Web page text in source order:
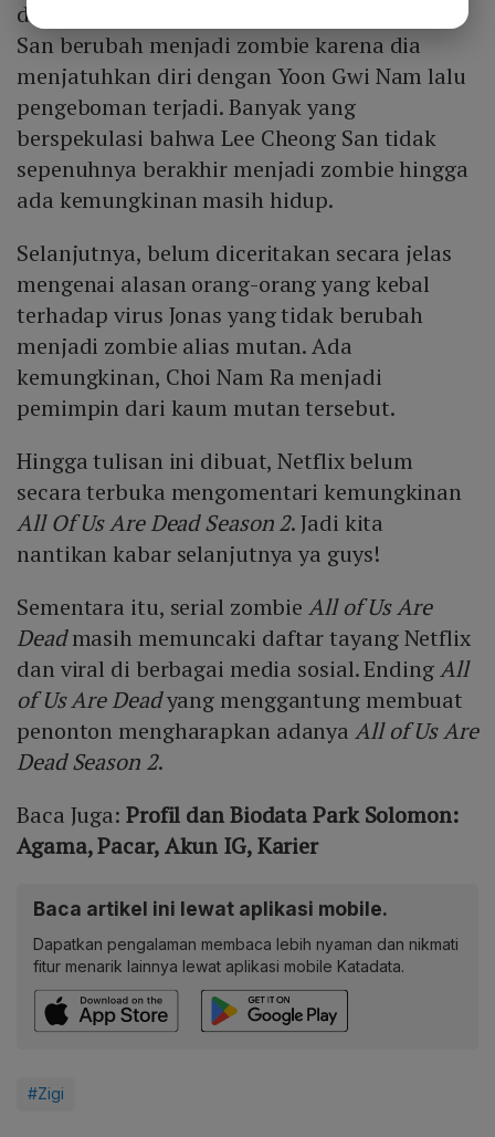
diperlihatkan secara detail saat Lee Cheong
San berubah menjadi zombie karena dia
menjatuhkan diri dengan Yoon Gwi Nam lalu
pengeboman terjadi. Banyak yang
berspekulasi bahwa Lee Cheong San tidak
sepenuhnya berakhir menjadi zombie hingga
ada kemungkinan masih hidup.
Selanjutnya, belum diceritakan secara jelas
mengenai alasan orang-orang yang kebal
terhadap virus Jonas yang tidak berubah
menjadi zombie alias mutan. Ada
kemungkinan, Choi Nam Ra menjadi
pemimpin dari kaum mutan tersebut.
Hingga tulisan ini dibuat, Netflix belum
secara terbuka mengomentari kemungkinan
All Of Us Are Dead Season 2. Jadi kita
nantikan kabar selanjutnya ya guys!
Sementara itu, serial zombieAll of Us Are
Deadmasih memuncaki daftar tayang Netflix
dan viral di berbagai media sosial. EndingAll
of Us Are Deadyang menggantung membuat
penonton mengharapkan adanyaAll of Us Are
Dead Season 2.
Baca Juga: Profil dan Biodata Park Solomon:
Agama, Pacar, Akun IG, Karier
Baca artikel ini lewat aplikasi mobile.
Dapatkan pengalaman membaca lebih nyaman dan nikmati
fitur menarik lainnya lewat aplikasi mobile Katadata.
#Zigi